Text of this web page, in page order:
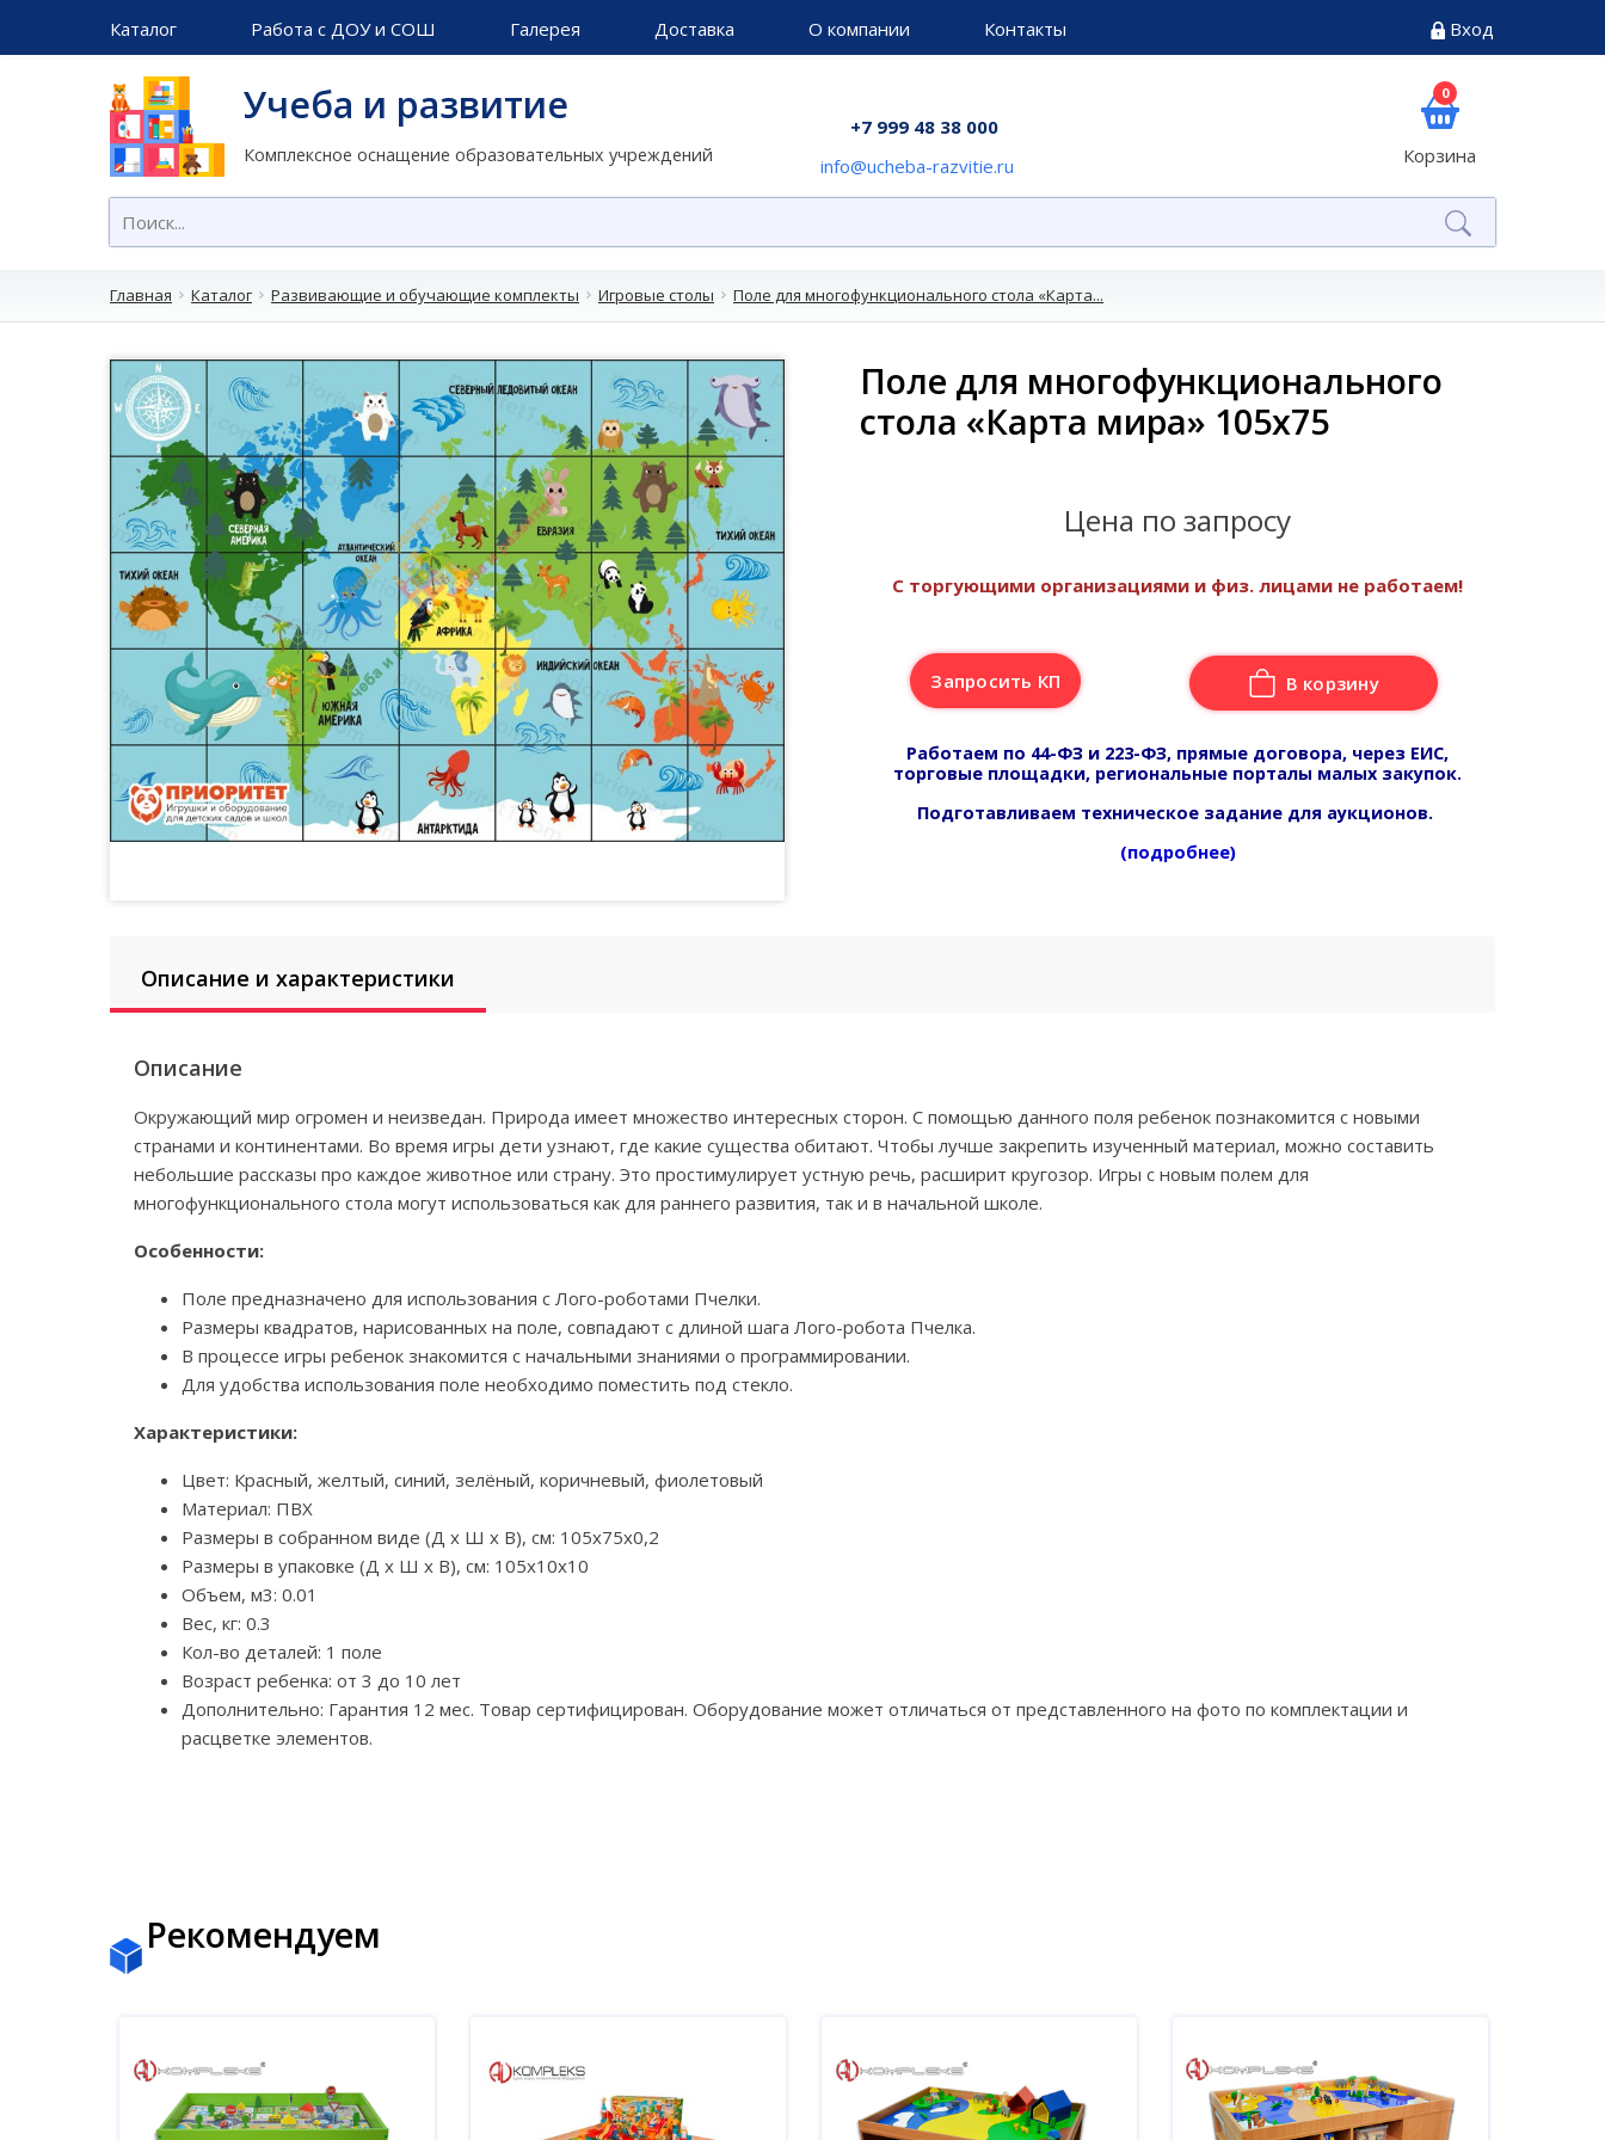
Каталог Работа с ДОУ и СОШ Галерея Доставка О компании Контакты Вход
Учеба и развитие
Комплексное оснащение образовательных учреждений
+7 999 48 38 000
info@ucheba-razvitie.ru
0
Корзина
Главная Каталог Развивающие и обучающие комплекты Игровые столы Поле для многофункционального стола «Карта...
Поле для многофункционального
стола «Карта мира» 105x75
Цена по запросу
С торгующими организациями и физ. лицами не работаем!
Запросить КП В корзину
Работаем по 44-ФЗ и 223-ФЗ, прямые договора, через ЕИС,
торговые площадки, региональные порталы малых закупок.
Подготавливаем техническое задание для аукционов.
(подробнее)
Описание и характеристики
Описание
Окружающий мир огромен и неизведан. Природа имеет множество интересных сторон. С помощью данного поля ребенок познакомится с новыми
странами и континентами. Во время игры дети узнают, где какие существа обитают. Чтобы лучше закрепить изученный материал, можно составить
небольшие рассказы про каждое животное или страну. Это простимулирует устную речь, расширит кругозор. Игры с новым полем для
многофункционального стола могут использоваться как для раннего развития, так и в начальной школе.
Особенности:
Поле предназначено для использования с Лого-роботами Пчелки.
Размеры квадратов, нарисованных на поле, совпадают с длиной шага Лого-робота Пчелка.
В процессе игры ребенок знакомится с начальными знаниями о программировании.
Для удобства использования поле необходимо поместить под стекло.
Характеристики:
Цвет: Красный, желтый, синий, зелёный, коричневый, фиолетовый
Материал: ПВХ
Размеры в собранном виде (Д х Ш х В), см: 105х75х0,2
Размеры в упаковке (Д х Ш х В), см: 105х10х10
Объем, м3: 0.01
Вес, кг: 0.3
Кол-во деталей: 1 поле
Возраст ребенка: от 3 до 10 лет
Дополнительно: Гарантия 12 мес. Товар сертифицирован. Оборудование может отличаться от представленного на фото по комплектации и
расцветке элементов.
Рекомендуем